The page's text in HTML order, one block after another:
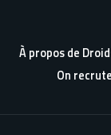
À propos de
On recrute